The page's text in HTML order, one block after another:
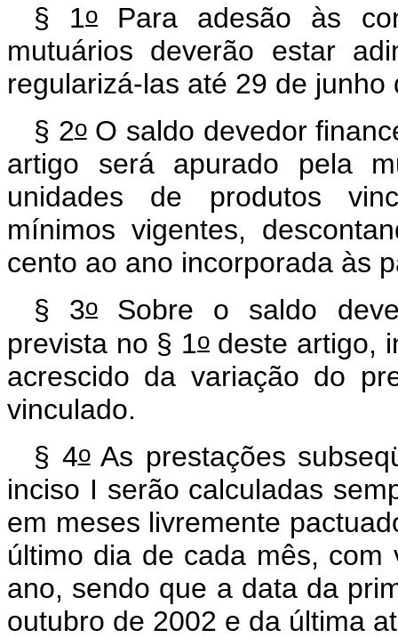
§ 1oPara adesão às
mutuários deverão estar
regularizá-las até 29 de junho
§ 2oO saldo devedor
artigo será apurado pela
unidades de produtos
mínimos vigentes,
cento ao ano incorporada às
§ 3oSobre o saldo
prevista no § 1odeste artigo,
acrescido da variação do
vinculado.
§ 4oAs prestações
inciso I serão calculadas
em meses livremente
último dia de cada mês,
ano, sendo que a data da
outubro de 2002 e da última